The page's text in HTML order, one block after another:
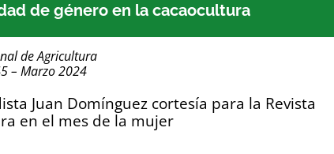
de género en la cacaocultura
de Agricultura
– Marzo 2024
Juan Domínguez cortesía para la Revista
en el mes de la mujer